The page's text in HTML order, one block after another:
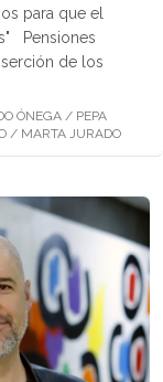
para que el
de los
ÓNEGA / PEPA
/ MARTA JURADO